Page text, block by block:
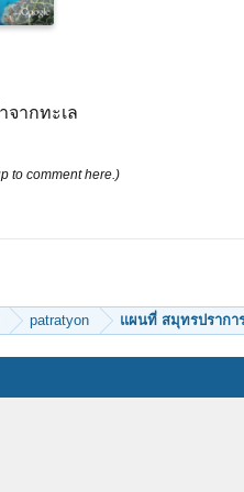
จากทะเล
to comment here.)
patratyon แผนที่ สมุทรปรากา